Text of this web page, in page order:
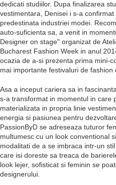
dedicati studiilor. Dupa finalizarea
vestimentara, Denisei i s-a
predestinata industriei modei.
auto-suficienta sa, a venit in
Designer on stage" organizat de
Bucharest Fashion Week in anul
ocazia de a-si prezenta prima mini-
mai importante festivaluri de fashion
Asa a inceput cariera sa in
s-a transformat in momentul in care
materializata in propria linie
energia si pasiunea pentru
PassionByD se adreseaza tuturor
multumesc cu un look conventional
modalitati de a se imbraca intr-un
care isi doreste sa treaca de
look lejer, sofisticat si feminin se
designerului.